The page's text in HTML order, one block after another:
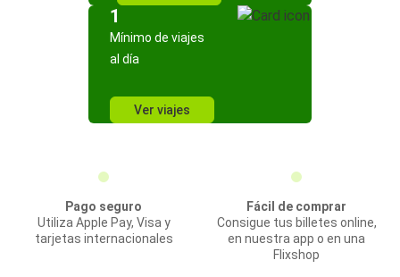
1
Mínimo de viajes
al día
Ver viajes
Pago seguro
Utiliza Apple Pay, Visa y
tarjetas internacionales
Fácil de comprar
Consigue tus billetes online,
en nuestra app o en una
Flixshop